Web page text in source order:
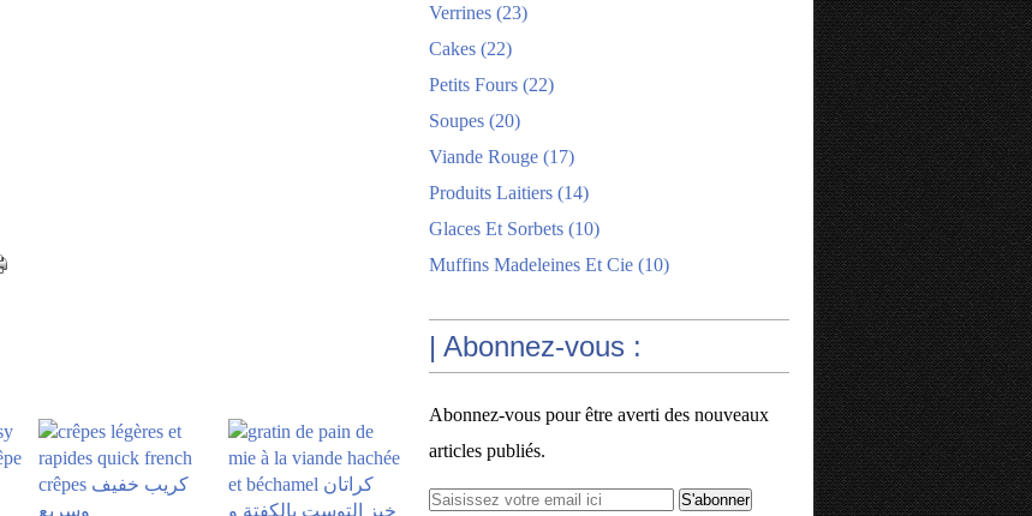
Verrines (23)
Cakes (22)
Petits Fours (22)
Soupes (20)
Viande Rouge (17)
Produits Laitiers (14)
Glaces Et Sorbets (10)
Muffins Madeleines Et Cie (10)
| Abonnez-vous :
Abonnez-vous pour être averti des nouveaux
articles publiés.